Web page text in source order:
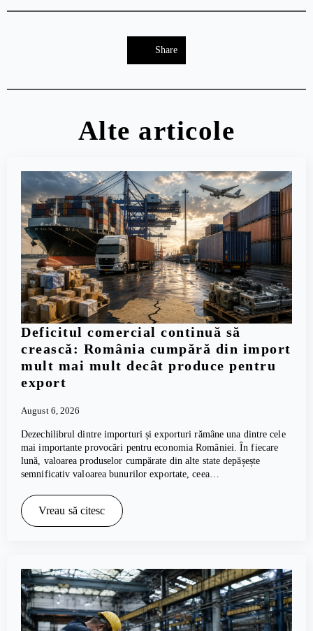
Share
Alte articole
Deficitul comercial continuă să
crească: România cumpără din import
mult mai mult decât produce pentru
export
August 6, 2026
Dezechilibrul dintre importuri și exporturi rămâne una dintre cele
mai importante provocări pentru economia României. În fiecare
lună, valoarea produselor cumpărate din alte state depășește
semnificativ valoarea bunurilor exportate, ceea…
Vreau să citesc